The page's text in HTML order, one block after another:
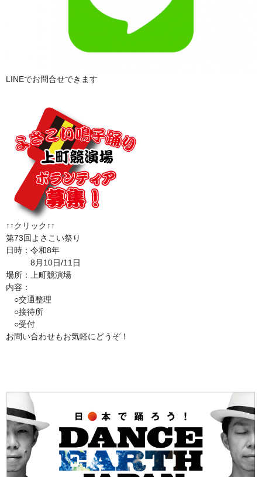
LINEでお問合せできます
↑↑クリック↑↑
第73回よさこい祭り
日時：令和8年
8月10日/11日
場所：上町競演場
内容：
○交通整理
○接待所
○受付
お問い合わせもお気軽にどうぞ！